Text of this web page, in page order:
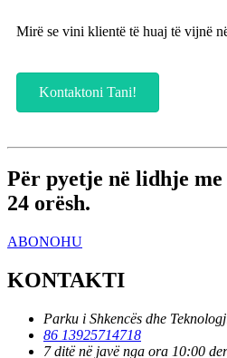
Mirë se vini klientë të huaj të vijnë
Kontaktoni Tani!
Për pyetje në lidhje
24 orësh.
ABONOHU
KONTAKTI
Parku i Shkencës dhe
86 13925714718
7 ditë në javë nga ora 10:00